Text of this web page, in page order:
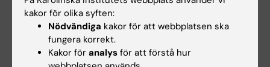
kakor för olika syften:
Nödvändiga kakor för att webbplatsen ska
fungera korrekt.
Kakor för analys för att förstå hur